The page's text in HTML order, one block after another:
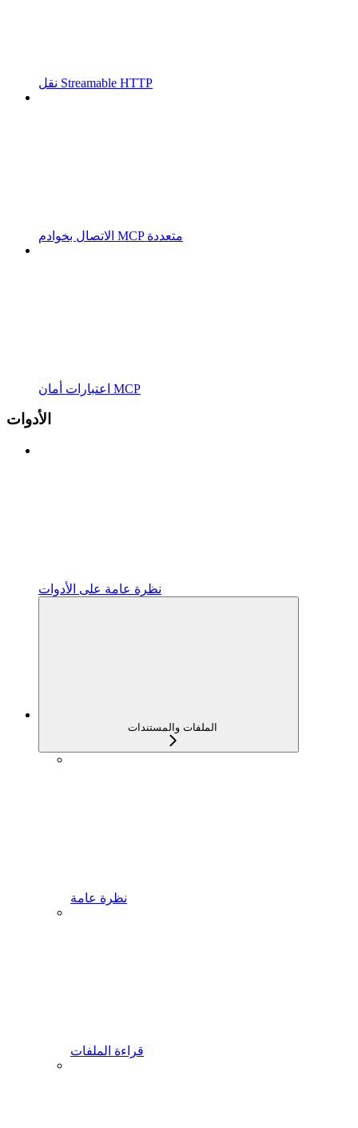
نقل Streamable HTTP
الاتصال بخوادم MCP متعددة
اعتبارات أمان MCP
الأدوات
نظرة عامة على الأدوات
الملفات والمستندات
نظرة عامة
قراءة الملفات